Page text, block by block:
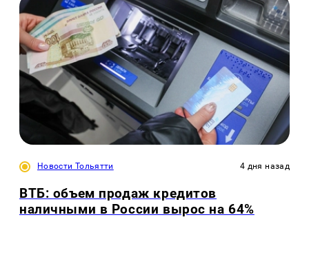
Новости Тольятти 4 дня назад
ВТБ: объем продаж кредитов
наличными в России вырос на 64%